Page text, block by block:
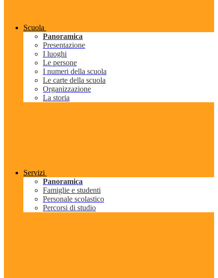
Scuola
Panoramica
Presentazione
I luoghi
Le persone
I numeri della scuola
Le carte della scuola
Organizzazione
La storia
Servizi
Panoramica
Famiglie e studenti
Personale scolastico
Percorsi di studio